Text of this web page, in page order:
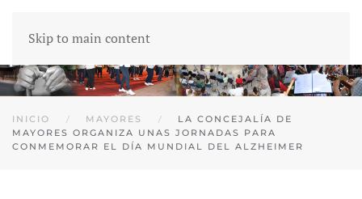
Skip to main content
INICIO MAYORES
LA CONCEJALÍA DE
MAYORES ORGANIZA UNAS JORNADAS PARA
CONMEMORAR EL DÍA MUNDIAL DEL ALZHEIMER